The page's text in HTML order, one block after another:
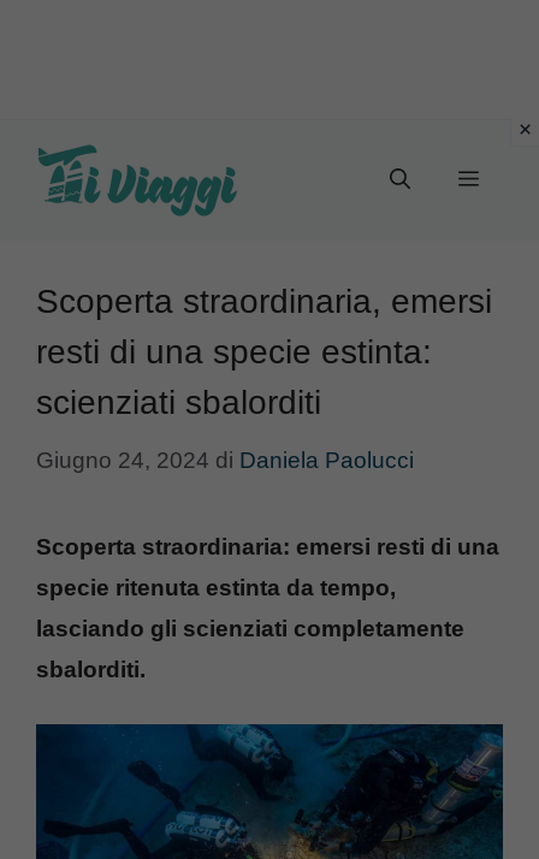
Menu
Scoperta straordinaria, emersi
resti di una specie estinta:
scienziati sbalorditi
Giugno 24, 2024 di Daniela Paolucci
Scoperta straordinaria: emersi resti di una
specie ritenuta estinta da tempo,
lasciando gli scienziati completamente
sbalorditi.